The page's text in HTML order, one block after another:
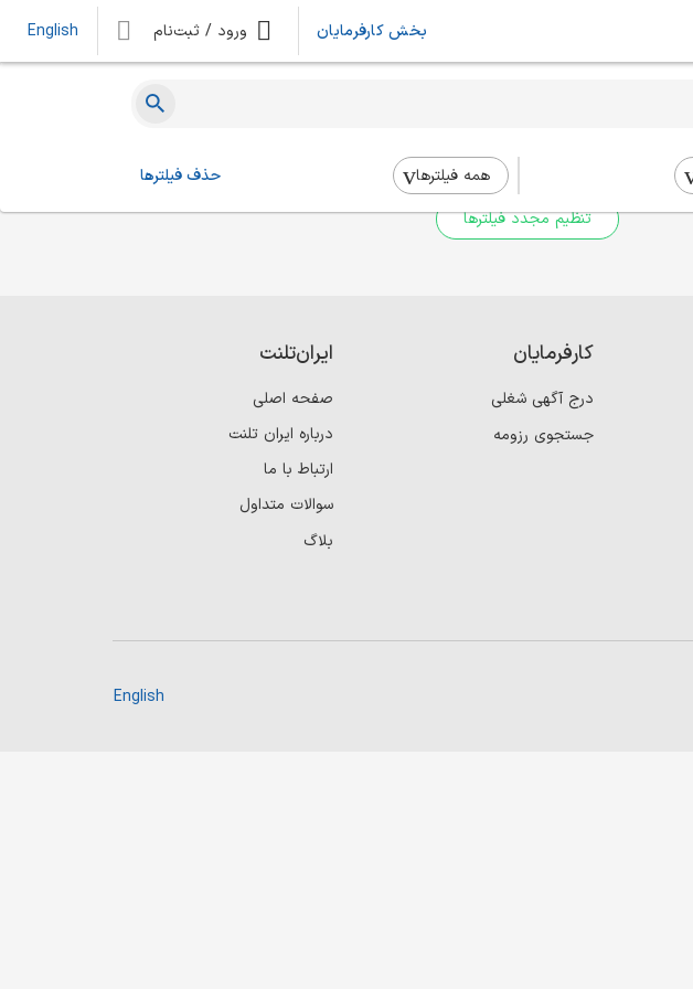
بخش کارفرمایان ورود / ثبت‌نام English
همه فیلتر‌ها حذف فیلترها برای جستجوی جامع‌تر از فیلترهای بالا استفاده کنید.
تنظیم مجدد فیلترها
کارفرمایان
درج آگهی شغلی
جستجوی رزومه
ایران‌تلنت
صفحه اصلی
درباره ایران تلنت
ارتباط با ما
سوالات متداول
بلاگ
English